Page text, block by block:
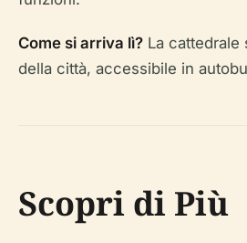
Come si arriva lì? La cattedrale
della città, accessibile in
Scopri di Più